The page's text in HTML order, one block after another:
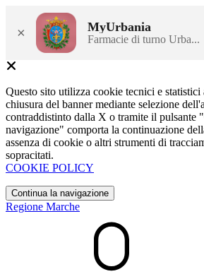
× MyUrbania
Farmacie di turno Urba...
Questo sito utilizza cookie tecnici e
chiusura del banner mediante selezione
contraddistinto dalla X o tramite il pulsante
navigazione" comporta la continuazione
assenza di cookie o altri strumenti di
sopracitati.
COOKIE POLICY
Continua la navigazione
Regione Marche